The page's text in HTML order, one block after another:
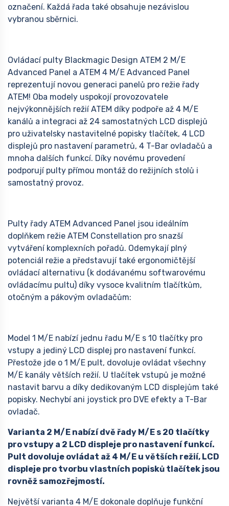
označení. Každá řada také obsahuje nezávislou
vybranou sběrnici.
Ovládací pulty Blackmagic Design ATEM 2 M/E
Advanced Panel a ATEM 4 M/E Advanced Panel
reprezentují novou generaci panelů pro režie řady
ATEM! Oba modely uspokojí provozovatele
nejvýkonnějších režií ATEM díky podpoře až 4 M/E
kanálů a integraci až 24 samostatných LCD displejů
pro uživatelsky nastavitelné popisky tlačítek, 4 LCD
displejů pro nastavení parametrů, 4 T-Bar ovladačů a
mnoha dalších funkcí. Díky novému provedení
podporují pulty přímou montáž do režijních stolů i
samostatný provoz.
Pulty řady ATEM Advanced Panel jsou ideálním
doplňkem režie ATEM Constellation pro snazší
vytváření komplexních pořadů. Odemykají plný
potenciál režie a představují také ergonomičtější
ovládací alternativu (k dodávanému softwarovému
ovládacímu pultu) díky vysoce kvalitním tlačítkům,
otočným a pákovým ovladačům:
Model 1 M/E nabízí jednu řadu M/E s 10 tlačítky pro
vstupy a jediný LCD displej pro nastavení funkcí.
Přestože jde o 1 M/E pult, dovoluje ovládat všechny
M/E kanály větších režií. U tlačítek vstupů je možné
nastavit barvu a díky dedikovaným LCD displejům také
popisky. Nechybí ani joystick pro DVE efekty a T-Bar
ovladač.
Varianta 2 M/E nabízí dvě řady M/E s 20 tlačítky
pro vstupy a 2 LCD displeje pro nastavení funkcí.
Pult dovoluje ovládat až 4 M/E u větších režií, LCD
displeje pro tvorbu vlastních popisků tlačítek jsou
rovněž samozřejmostí.
Největší varianta 4 M/E dokonale doplňuje funkční